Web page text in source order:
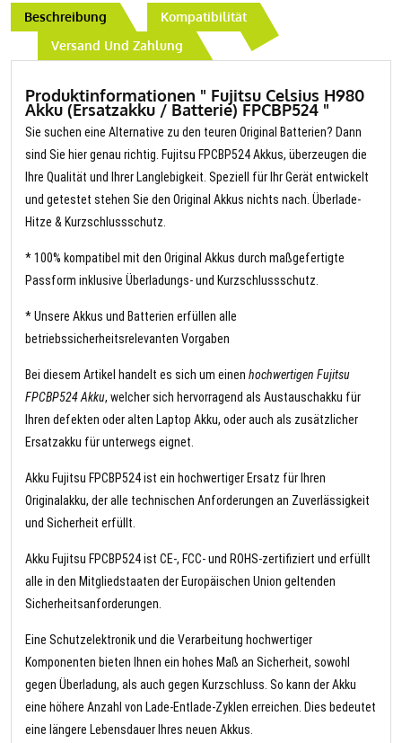
Beschreibung
Kompatibilität
Versand Und Zahlung
Produktinformationen " Fujitsu Celsius H980
Akku (Ersatzakku / Batterie) FPCBP524 "
Sie suchen eine Alternative zu den teuren Original Batterien? Dann
sind Sie hier genau richtig. Fujitsu FPCBP524 Akkus, überzeugen die
Ihre Qualität und Ihrer Langlebigkeit. Speziell für Ihr Gerät entwickelt
und getestet stehen Sie den Original Akkus nichts nach. Überlade-
Hitze & Kurzschlussschutz.
* 100% kompatibel mit den Original Akkus durch maßgefertigte
Passform inklusive Überladungs- und Kurzschlussschutz.
* Unsere Akkus und Batterien erfüllen alle
betriebssicherheitsrelevanten Vorgaben
Bei diesem Artikel handelt es sich um einen hochwertigen Fujitsu
FPCBP524 Akku, welcher sich hervorragend als Austauschakku für
Ihren defekten oder alten Laptop Akku, oder auch als zusätzlicher
Ersatzakku für unterwegs eignet.
Akku Fujitsu FPCBP524 ist ein hochwertiger Ersatz für Ihren
Originalakku, der alle technischen Anforderungen an Zuverlässigkeit
und Sicherheit erfüllt.
Akku Fujitsu FPCBP524 ist CE-, FCC- und ROHS-zertifiziert und erfüllt
alle in den Mitgliedstaaten der Europäischen Union geltenden
Sicherheitsanforderungen.
Eine Schutzelektronik und die Verarbeitung hochwertiger
Komponenten bieten Ihnen ein hohes Maß an Sicherheit, sowohl
gegen Überladung, als auch gegen Kurzschluss. So kann der Akku
eine höhere Anzahl von Lade-Entlade-Zyklen erreichen. Dies bedeutet
eine längere Lebensdauer Ihres neuen Akkus.